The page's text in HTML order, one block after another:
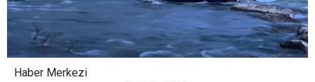
Haber Merkezi